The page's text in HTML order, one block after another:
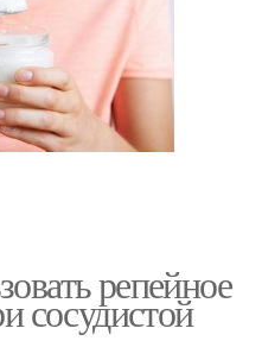
репейное
сосудистой